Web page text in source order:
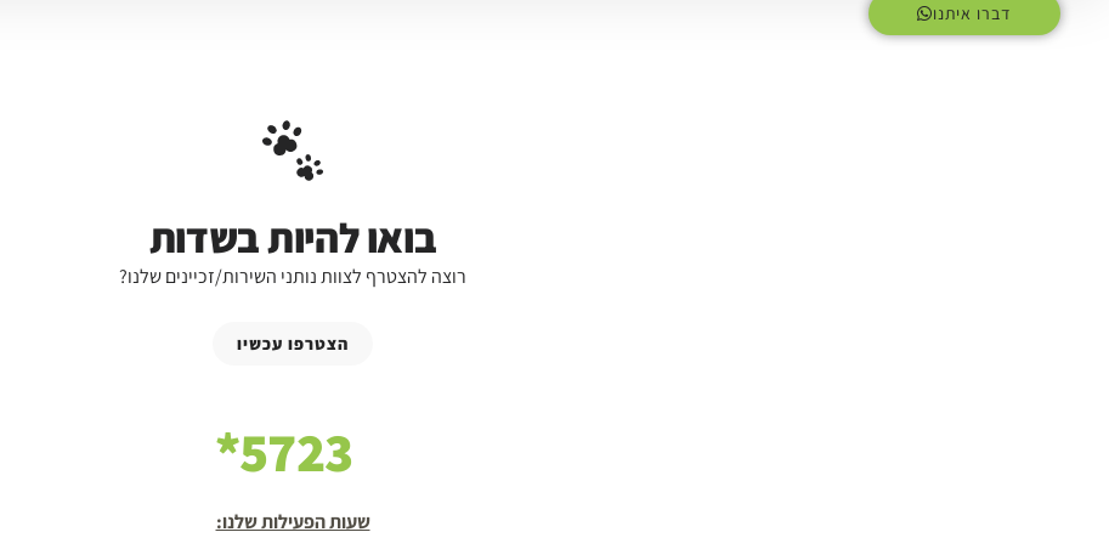
דברו איתנו
בואו להיות בשדות
רוצה להצטרף לצוות נותני השירות/זכיינים שלנו?
הצטרפו עכשיו
5723*
שעות הפעילות שלנו: